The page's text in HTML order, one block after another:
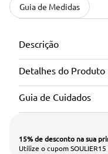
Guia de Medidas
Descrição
Detalhes do Produto
Guia de Cuidados
15% de desconto na sua
Utilize o cupom